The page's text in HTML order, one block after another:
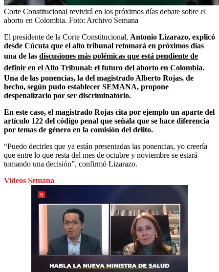
Corte Constitucional revivirá en los próximos días debate sobre el
aborto en Colombia. Foto: Archivo Semana
El presidente de la Corte Constitucional, Antonio Lizarazo, explicó
desde Cúcuta que el alto tribunal retomará en próximos días
una de las discusiones más polémicas que está pendiente de
definir en el Alto Tribunal: el futuro del aborto en Colombia.
Una de las ponencias, la del magistrado Alberto Rojas, de
hecho, según pudo establecer SEMANA, propone
despenalizarlo por ser discriminatorio.
En este caso, el magistrado Rojas cita por ejemplo un aparte del
artículo 122 del código penal que señala que se hace diferencia
por temas de género en la comisión del delito.
“Puedo decirles que ya están presentadas las ponencias, yo creería
que entre lo que resta del mes de octubre y noviembre se estará
tomando una decisión”, confirmó Lizarazo.
Videos Semana